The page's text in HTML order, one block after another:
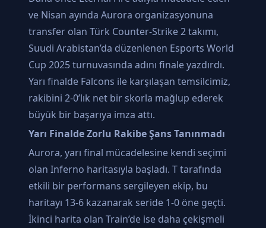
ve Nisan ayında Aurora organizasyonuna
transfer olan Türk Counter-Strike 2 takımı,
Suudi Arabistan’da düzenlenen Esports World
Cup 2025 turnuvasında adını finale yazdırdı.
Yarı finalde Falcons ile karşılaşan temsilcimiz,
rakibini 2-0’lık net bir skorla mağlup ederek
büyük bir başarıya imza attı.
Yarı Finalde Zorlu Rakibe Şans Tanınmadı
Aurora, yarı final mücadelesine kendi seçimi
olan Inferno haritasıyla başladı. T tarafında
etkili bir performans sergileyen ekip, bu
haritayı 13-6 kazanarak seride 1-0 öne geçti.
İkinci harita olan Train’de ise daha çekişmeli